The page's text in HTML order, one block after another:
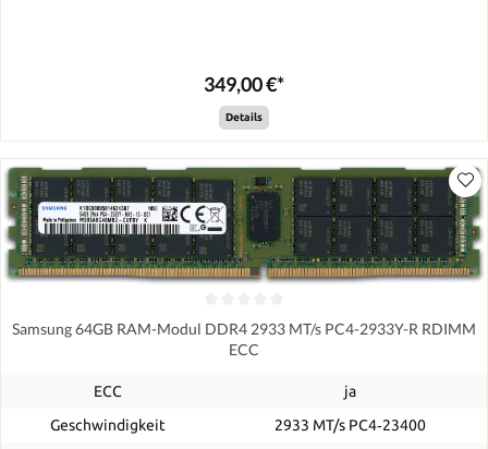
349,00 €*
Details
Samsung 64GB RAM-Modul DDR4 2933 MT/s PC4-2933Y-R RDIMM
ECC
ECC
ja
Geschwindigkeit
2933 MT/s PC4‑23400